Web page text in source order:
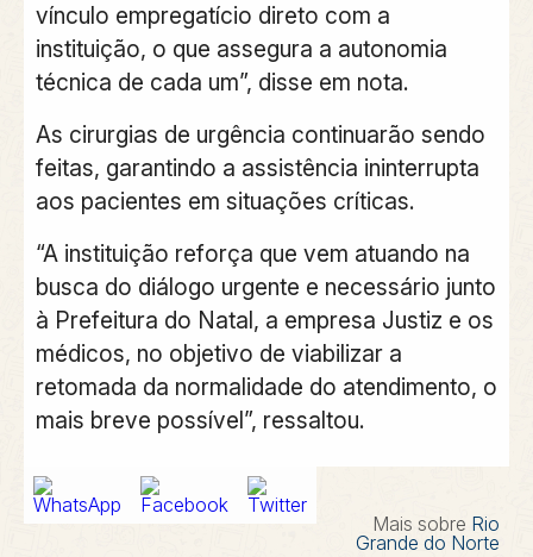
vínculo empregatício direto com a
instituição, o que assegura a autonomia
técnica de cada um”, disse em nota.
As cirurgias de urgência continuarão sendo
feitas, garantindo a assistência ininterrupta
aos pacientes em situações críticas.
“A instituição reforça que vem atuando na
busca do diálogo urgente e necessário junto
à Prefeitura do Natal, a empresa Justiz e os
médicos, no objetivo de viabilizar a
retomada da normalidade do atendimento, o
mais breve possível”, ressaltou.
Mais sobre Rio
Grande do Norte